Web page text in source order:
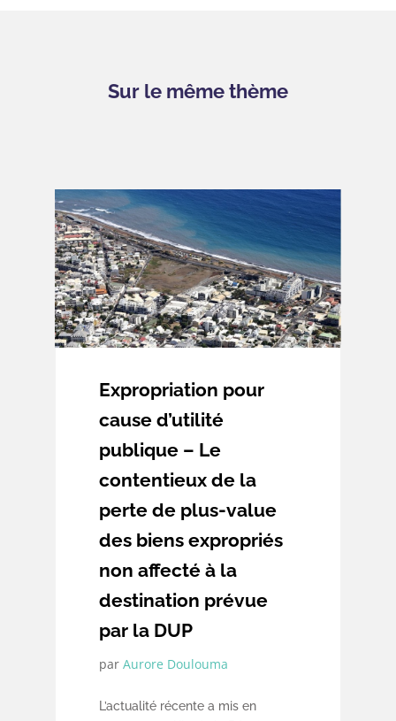
Sur le même thème
Expropriation pour
cause d’utilité
publique – Le
contentieux de la
perte de plus-value
des biens expropriés
non affecté à la
destination prévue
par la DUP
par Aurore Doulouma
L’actualité récente a mis en